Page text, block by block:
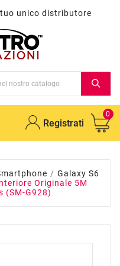
unico distributore
Registrati
0
Galaxy S6
Originale 5M
(SM-G928)